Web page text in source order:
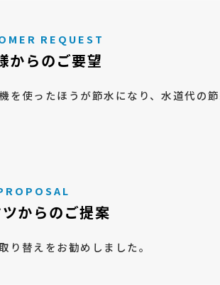
REQUEST
からのご要望
を使ったほうが節水になり、水道代の
からのご提案
り替えをお勧めしました。